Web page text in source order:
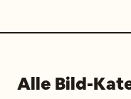
Alle Bild-